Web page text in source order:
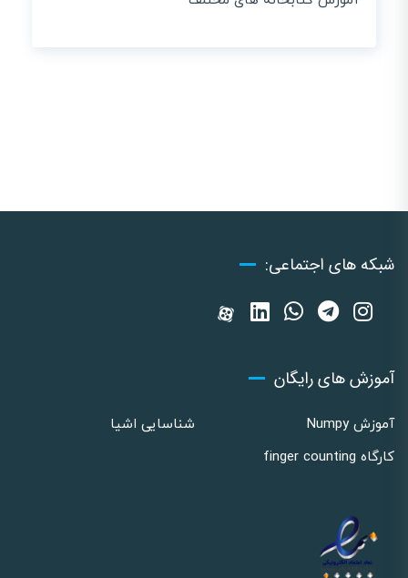
شبکه های اجتماعی:
آموزش های رایگان
آموزش Numpy
شناسایی اشیا
کارگاه finger counting